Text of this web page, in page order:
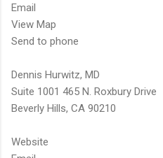
Email
View Map
Send to phone
Dennis Hurwitz, MD
Suite 1001 465 N. Roxbury Drive
Beverly Hills, CA 90210
Website